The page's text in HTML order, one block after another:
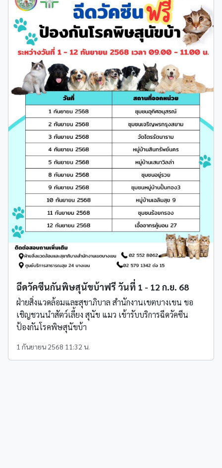
ฉีดวัคซีนกันพิษสุนัขบ้าฟรี วันที่ 1 - 12 ก.ย. 68
ฝ่ายสิ่งแวดล้อมและสุขาภิบาล สำนักงานเขตบางเขน ขอ
เชิญชวนนำสัตว์เลี้ยง สุนัข แมว เข้ารับบริการฉีดวัคซีน
ป้องกันโรคพิษสุนัขบ้า
1 กันยายน 2568 11:32 น.